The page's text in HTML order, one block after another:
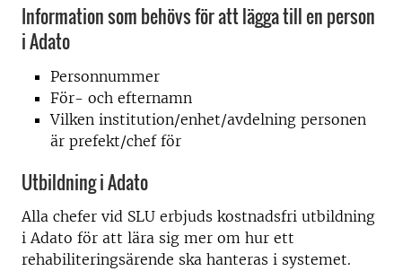
Information som behövs för att lägga till en person
i Adato
Personnummer
För- och efternamn
Vilken institution/enhet/avdelning personen
är prefekt/chef för
Utbildning i Adato
Alla chefer vid SLU erbjuds kostnadsfri utbildning
i Adato för att lära sig mer om hur ett
rehabiliteringsärende ska hanteras i systemet.